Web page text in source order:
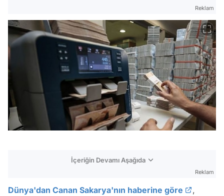
Reklam
İçeriğin Devamı Aşağıda
Reklam
Dünya'dan Canan Sakarya'nın haberine göre
,